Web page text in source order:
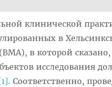
клинической
в
в которой сказано,
исследования
[1] . Соответственно,